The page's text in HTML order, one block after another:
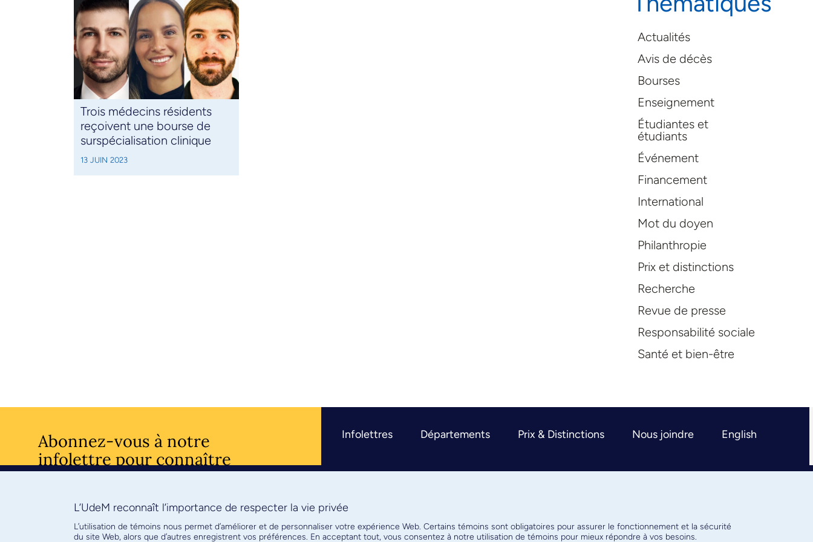
Trois médecins résidents
reçoivent une bourse de
surspécialisation clinique
13 JUIN 2023
Actualités
Avis de décès
Bourses
Enseignement
Étudiantes et
étudiants
Événement
Financement
International
Mot du doyen
Philanthropie
Prix et distinctions
Recherche
Revue de presse
Responsabilité sociale
Santé et bien-être
Abonnez-vous à notre
infolettre pour connaître
l’actualité facultaire
S'ABONNER
Infolettres Départements Prix & Distinctions Nous joindre English
L’UdeM reconnaît l’importance de respecter la vie privée
L’utilisation de témoins nous permet d’améliorer et de personnaliser votre expérience Web. Certains témoins sont obligatoires pour assurer le fonctionnement et la sécurité
du site Web, alors que d’autres enregistrent vos préférences. En acceptant tout, vous consentez à notre utilisation de témoins pour mieux répondre à vos besoins.